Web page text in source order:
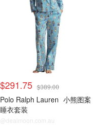
$291.75 $389.00
Polo Ralph Lauren 小熊图案
睡衣套装
@dealmoon.com.au